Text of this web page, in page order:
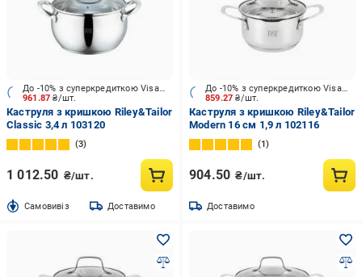
961.87₴/шт.
До -10% з суперкредиткою Visa Вигода
Каструля з кришкою Riley&Tailor
Classic 3,4 л 103120
3
1 012.50 ₴/шт.
Cамовивіз Доставимо
859.27₴/шт.
До -10% з суперкредиткою Visa Вигода
Каструля з кришкою Riley&Tailor
Modern 16 см 1,9 л 102116
1
904.50 ₴/шт.
Доставимо